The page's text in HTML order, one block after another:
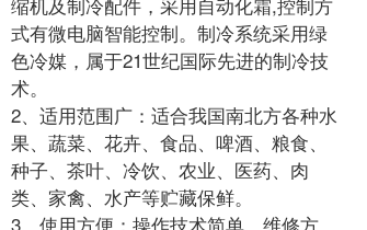
式有微电脑智能控制。制冷系统采用绿
色冷媒，属于21世纪国际先进的制冷技
术。
2、适用范围广：适合我国南北方各种水
果、蔬菜、花卉、食品、啤酒、粮食、
种子、茶叶、冷饮、农业、医药、肉
类、家禽、水产等贮藏保鲜。
3、使用方便：操作技术简单、维修方